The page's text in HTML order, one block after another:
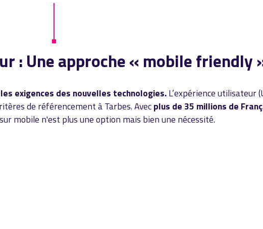
: Une approche « mobile friendly
exigences des nouvelles technologies.L’expérience utilisateur
de référencement à Tarbes. Avecplus de 35 millions de
mobile n'est plus une option mais bien une nécessité.